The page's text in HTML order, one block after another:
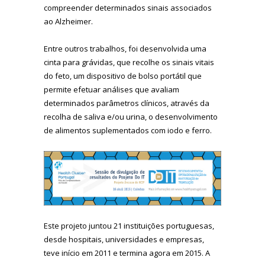
compreender determinados sinais associados
ao Alzheimer.
Entre outros trabalhos, foi desenvolvida uma
cinta para grávidas, que recolhe os sinais vitais
do feto, um dispositivo de bolso portátil que
permite efetuar análises que avaliam
determinados parâmetros clínicos, através da
recolha de saliva e/ou urina, o desenvolvimento
de alimentos suplementados com iodo e ferro.
Este projeto juntou 21 instituições portuguesas,
desde hospitais, universidades e empresas,
teve início em 2011 e termina agora em 2015. A